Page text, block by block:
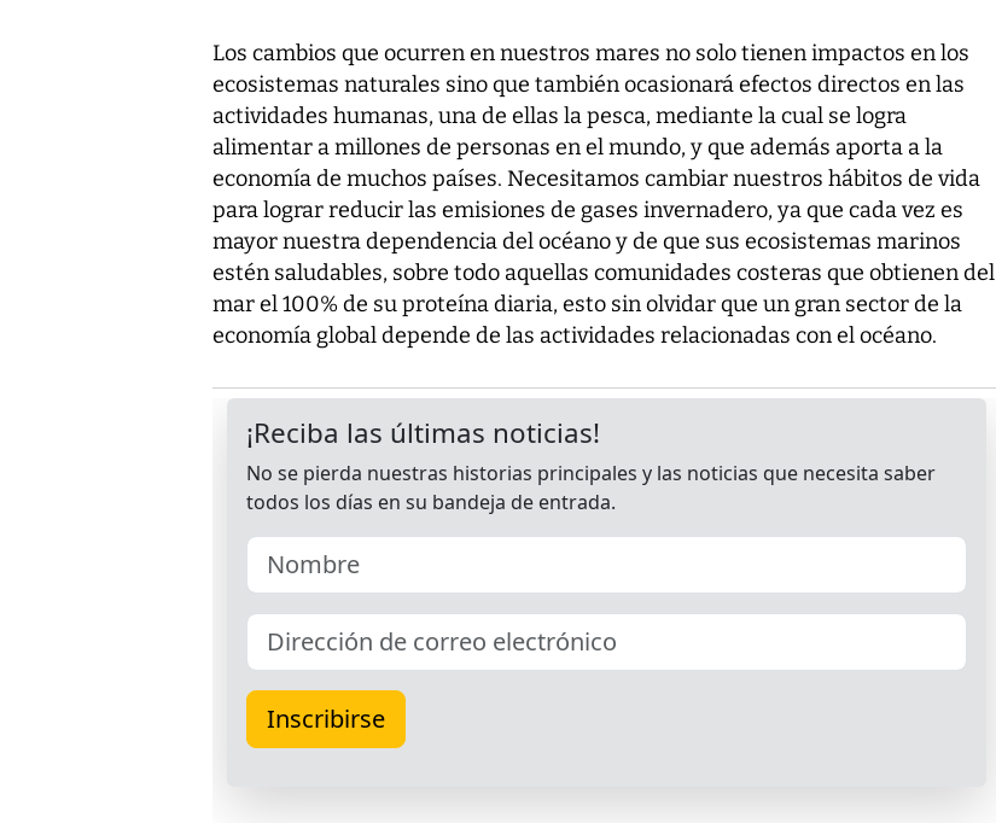
Los cambios que ocurren en nuestros mares no solo tienen impactos en los
ecosistemas naturales sino que también ocasionará efectos directos en las
actividades humanas, una de ellas la pesca, mediante la cual se logra
alimentar a millones de personas en el mundo, y que además aporta a la
economía de muchos países. Necesitamos cambiar nuestros hábitos de vida
para lograr reducir las emisiones de gases invernadero, ya que cada vez es
mayor nuestra dependencia del océano y de que sus ecosistemas marinos
estén saludables, sobre todo aquellas comunidades costeras que obtienen del
mar el 100% de su proteína diaria, esto sin olvidar que un gran sector de la
economía global depende de las actividades relacionadas con el océano.